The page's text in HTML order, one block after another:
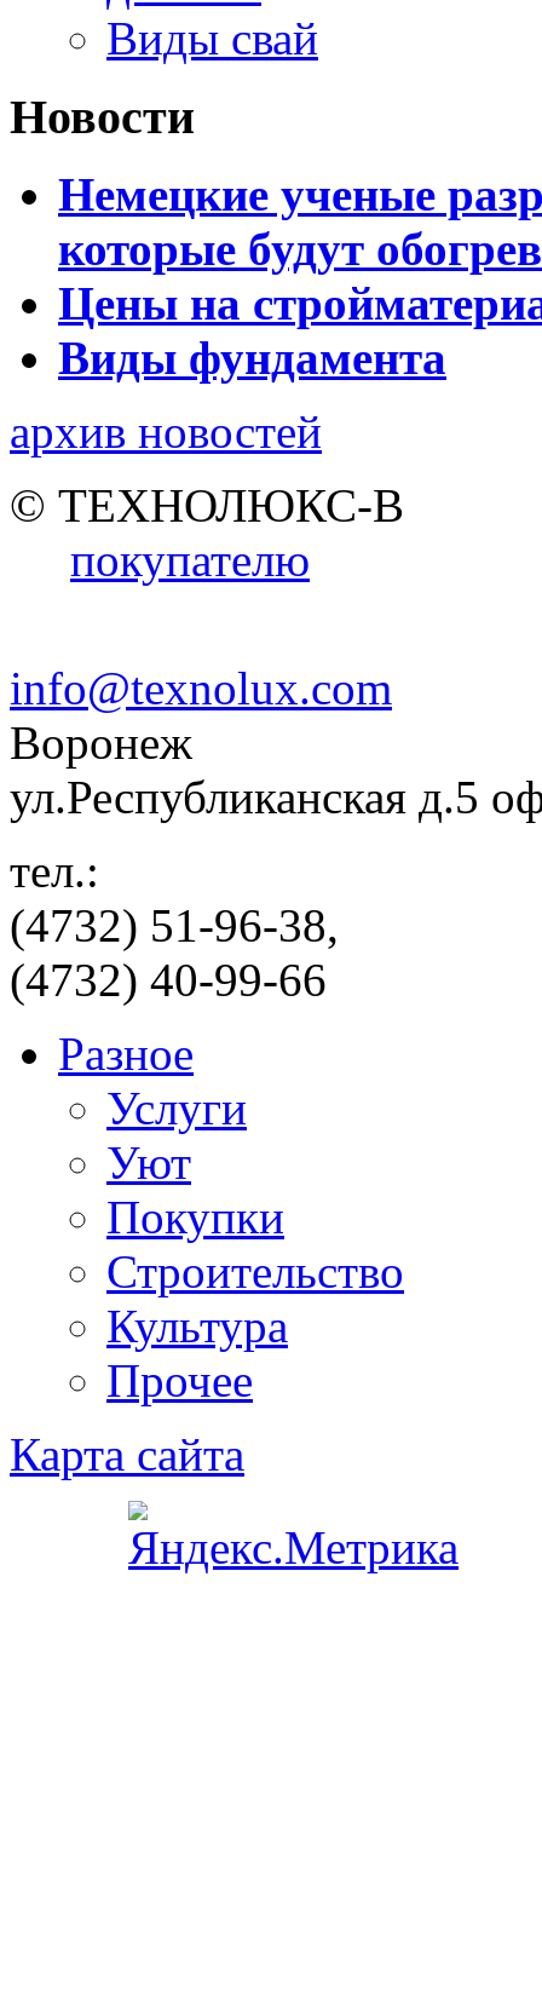
Виды свай
Новости
Немецкие ученые
которые будут
Цены на
Виды фундамента
архив новостей
© ТЕХНОЛЮКС-В
покупателю
info@texnolux.com
Воронеж
ул.Республиканская д.5
тел.:
(4732) 51-96-38,
(4732) 40-99-66
Разное
Услуги
Уют
Покупки
Строительство
Культура
Прочее
Карта сайта